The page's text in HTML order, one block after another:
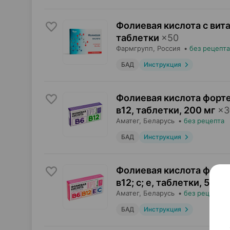
Фолиевая кислота с
таблетки ×50
Фармгрупп , Россия • без рецепта
БАД Инструкция
Фолиевая кислота
в12, таблетки, 200 мг ×
Аматег, Беларусь • без рецепта
БАД Инструкция
Фолиевая кислота
в12; с; е, таблетки, 500
Аматег, Беларусь • без рецепта
БАД Инструкция